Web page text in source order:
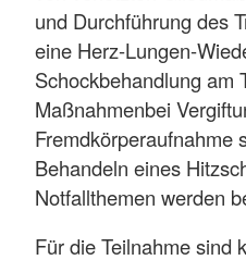
und Durchführung des
eine Herz-Lungen-
Schockbehandlung am
Maßnahmenbei
Fremdkörperaufnahme
Behandeln eines
Notfallthemen werden
Für die Teilnahme sind